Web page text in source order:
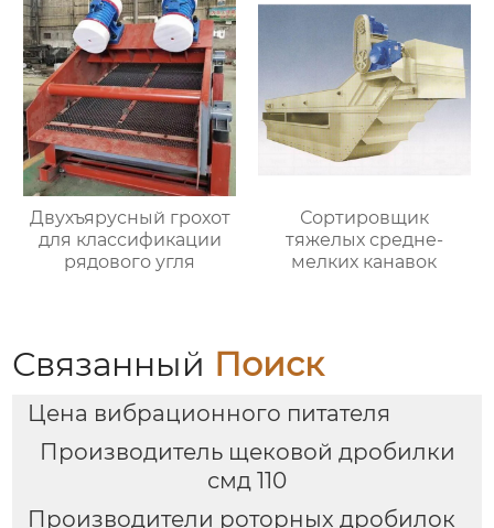
Двухъярусный грохот
для классификации
рядового угля
Сортировщик
тяжелых средне-
мелких канавок
Связанный Поиск
Цена вибрационного питателя
Производитель щековой дробилки
смд 110
Производители роторных дробилок